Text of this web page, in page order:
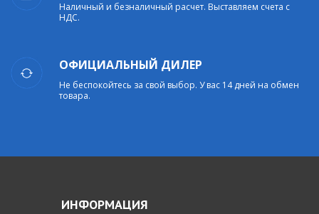
Наличный и безналичный расчет. Выставляем счета с
НДС.
ОФИЦИАЛЬНЫЙ ДИЛЕР
Не беспокойтесь за свой выбор. У вас 14 дней на обмен
товара.
ИНФОРМАЦИЯ